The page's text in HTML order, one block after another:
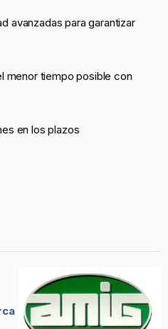
avanzadas para garantizar
menor tiempo posible con
en los plazos